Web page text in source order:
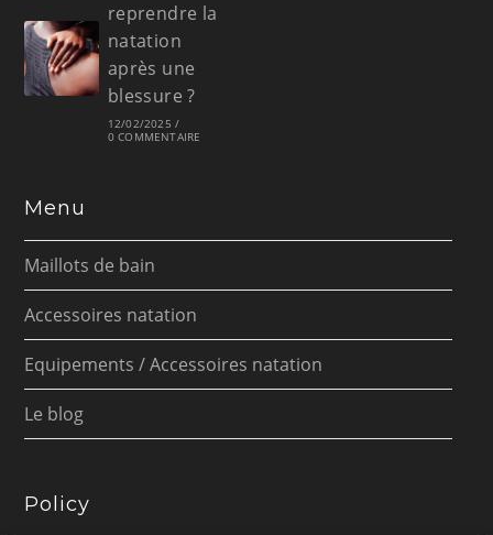
reprendre la
natation
après une
blessure ?
12/02/2025 /
0 COMMENTAIRE
Menu
Maillots de bain
Accessoires natation
Equipements / Accessoires natation
Le blog
Policy